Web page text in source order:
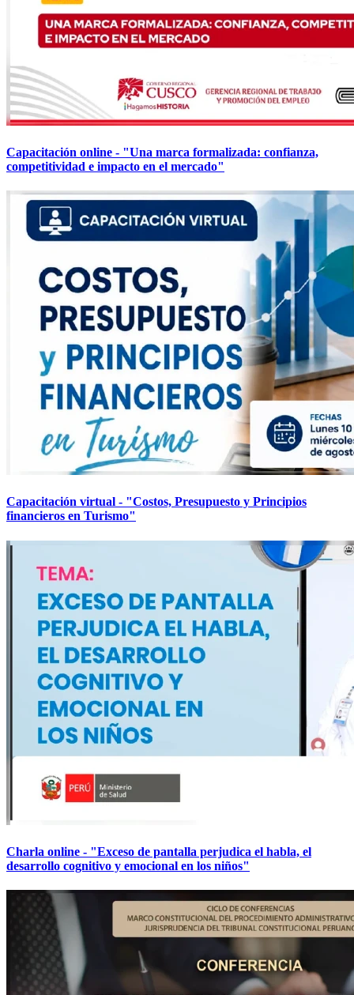
Capacitación online - "Una marca formalizada: confianza,
competitividad e impacto en el mercado"
Capacitación virtual - "Costos, Presupuesto y Principios
financieros en Turismo"
Charla online - "Exceso de pantalla perjudica el habla, el
desarrollo cognitivo y emocional en los niños"